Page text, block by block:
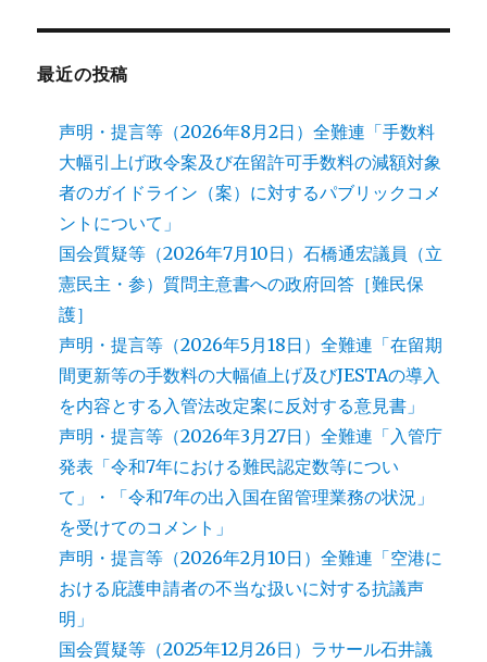
最近の投稿
声明・提言等（2026年8月2日）全難連「手数料
大幅引上げ政令案及び在留許可手数料の減額対象
者のガイドライン（案）に対するパブリックコメ
ントについて」
国会質疑等（2026年7月10日）石橋通宏議員（立
憲民主・参）質問主意書への政府回答［難民保
護］
声明・提言等（2026年5月18日）全難連「在留期
間更新等の手数料の大幅値上げ及びJESTAの導入
を内容とする入管法改定案に反対する意見書」
声明・提言等（2026年3月27日）全難連「入管庁
発表「令和7年における難民認定数等につい
て」・「令和7年の出入国在留管理業務の状況」
を受けてのコメント」
声明・提言等（2026年2月10日）全難連「空港に
おける庇護申請者の不当な扱いに対する抗議声
明」
国会質疑等（2025年12月26日）ラサール石井議